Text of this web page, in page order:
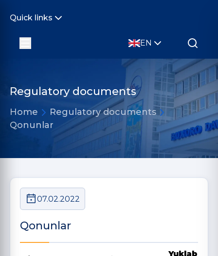
Quick links
EN
Regulatory documents
Home
Regulatory documents
Qonunlar
07.02.2022
Qonunlar
Yuklab